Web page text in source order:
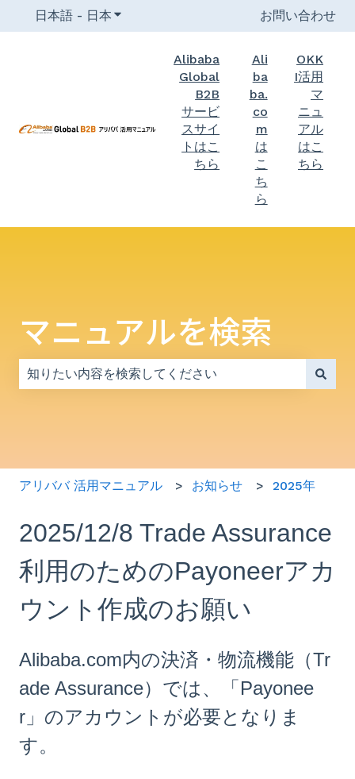
日本語 - 日本 翻訳のサブメニューを表示お問い合わせ
Alibaba
Global
B2B
サービ
スサイ
トはこ
ちら
Ali
ba
ba.
co
m
は
こ
ち
ら
OKK
I活用
マ
ニュ
アル
はこ
ちら
マニュアルを検索
アリババ 活用マニュアル お知らせ 2025年
2025/12/8 Trade Assurance
利用のためのPayoneerアカ
ウント作成のお願い
Alibaba.com内の決済・物流機能（Tr
ade Assurance）では、「Payonee
r」のアカウントが必要となりま
す。